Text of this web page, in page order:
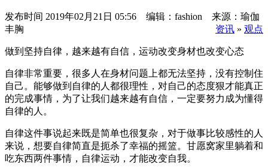
发布时间 2019年02月21日 05:56 编辑：fashion 来源：瑜伽
丰胸
资讯 » 观点
做到坚持自律，越来越有自信，运动改变身材也改变心态
自律非常重要，很多人在身材问题上都无法坚持，没有控制住
自己。能够做到自律的人都很理性，对自己的态度狠才能真正
的完成事情，为了让我们越来越有自信，一定要努力成为懂得
自律的人。
自律这件事说起来既是简单也很复杂，对于做事比较感性的人
来说，想要自律简直是扼杀了幸福的摇篮。甘愿窝家里躺着和
吃东西两件事情，自律运动，才能改变自我。